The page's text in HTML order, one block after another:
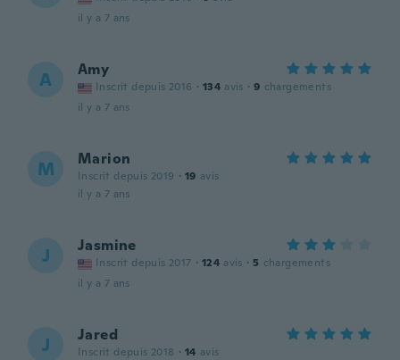
il y a 7 ans
A Amy
Inscrit depuis 2016 · 134 avis · 9 chargements
il y a 7 ans
M Marion
Inscrit depuis 2019 · 19 avis
il y a 7 ans
J Jasmine
Inscrit depuis 2017 · 124 avis · 5 chargements
il y a 7 ans
J Jared
Inscrit depuis 2018 · 14 avis